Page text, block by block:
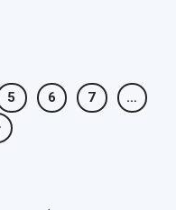
5 6 7
…